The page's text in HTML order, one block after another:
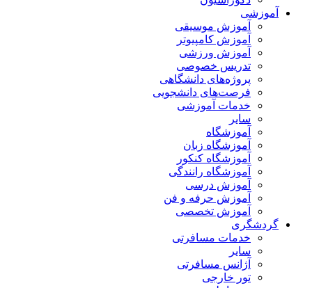
آموزشی
آموزش موسیقی
آموزش کامپیوتر
آموزش ورزشی
تدریس خصوصی
پروژه‌های دانشگاهی
فرصت‌های دانشجویی
خدمات آموزشی
سایر
آموزشگاه
آموزشگاه زبان
آموزشگاه کنکور
آموزشگاه رانندگی
آموزش درسی
آموزش حرفه و فن
آموزش تخصصی
گردشگری
خدمات مسافرتی
سایر
آژانس مسافرتی
تور خارجی